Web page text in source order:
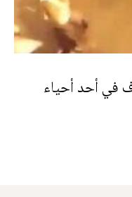
في أحد أحياء